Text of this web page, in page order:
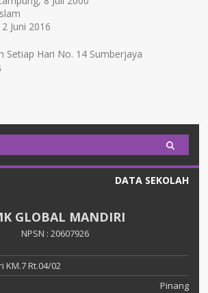
Juni 2016
Setiap Hari No. 14 Sumberjaya
DATA SEKOLAH
GLOBAL MANDIRI
NPSN : 20607926
KM.7 Rt.04/02
Pinang